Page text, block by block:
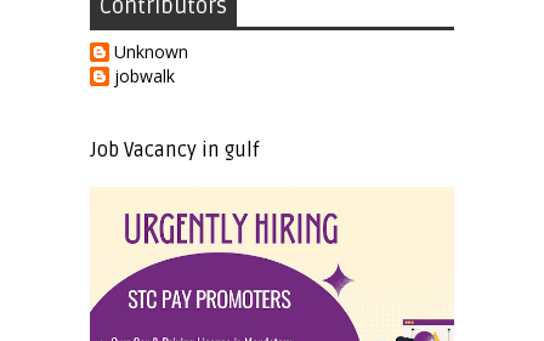
Contributors
Unknown
jobwalk
Job Vacancy in gulf